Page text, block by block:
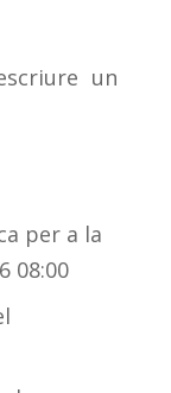
un
per a la
08:00